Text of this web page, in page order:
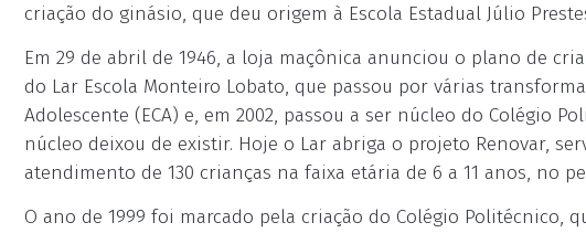
criação do ginásio, que deu origem à Escola Estadual Júlio
Em 29 de abril de 1946, a loja maçônica anunciou o plano de
do Lar Escola Monteiro Lobato, que passou por várias
Adolescente (ECA) e, em 2002, passou a ser núcleo do Colégio
núcleo deixou de existir. Hoje o Lar abriga o projeto Renovar,
atendimento de 130 crianças na faixa etária de 6 a 11 anos, no
O ano de 1999 foi marcado pela criação do Colégio Politécnico,